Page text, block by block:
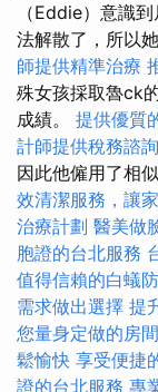
（Eddie）意識
法解散了，所以
師提供精準治療
殊女孩採取魯ck
成績。 提供優質
計師提供稅務諮詢
因此他僱用了相
效清潔服務，讓
治療計劃 醫美做
胞證的台北服務
值得信賴的白蟻
需求做出選擇 提
您量身定做的房
鬆愉快 享受便捷
證的台北服務 專